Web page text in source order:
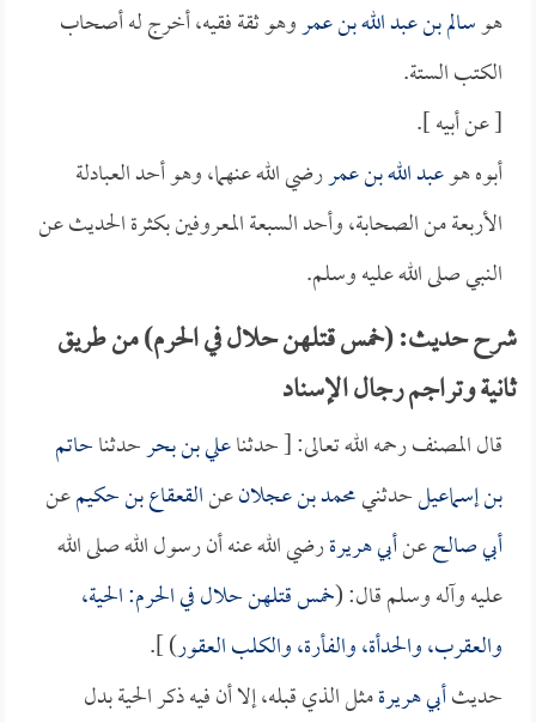
هوسالم بن عبد الله بن عمروهو ثقة فقيه، أخرج له أصحاب
الكتب الستة.
[ عن أبيه ].
أبوه هوعبد الله بن عمررضي الله عنهما، وهو أحد العبادلة
الأربعة من الصحابة، وأحد السبعة المعروفين بكثرة الحديث عن
النبي صلى الله عليه وسلم.
شرح حديث: (خمس قتلهن حلال في الحرم) من طريق
ثانية وتراجم رجال الإسناد
قال المصنف رحمه الله تعالى: [ حدثناعلي بن بحرحدثناحاتم
بن إسماعيلحدثنيمحمد بن عجلانعنالقعقاع بن حكيمعن
أبي صالحعنأبي هريرةرضي الله عنه أن رسول الله صلى الله
عليه وآله وسلم قال: (خمس قتلهن حلال في الحرم: الحية،
والعقرب، والحدأة، والفأرة، والكلب العقور) ].
حديثأبي هريرةمثل الذي قبله، إلا أن فيه ذكر الحية بدل